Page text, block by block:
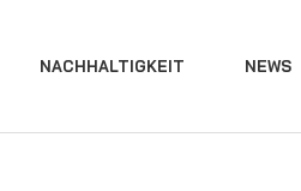
NACHHALTIGKEIT NEWS